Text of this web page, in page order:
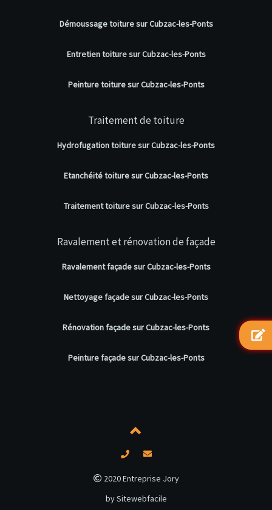
Démoussage toiture sur Cubzac-les-Ponts
Entretien toiture sur Cubzac-les-Ponts
Peinture toiture sur Cubzac-les-Ponts
Traitement de toiture
Hydrofugation toiture sur Cubzac-les-Ponts
Etanchéité toiture sur Cubzac-les-Ponts
Traitement toiture sur Cubzac-les-Ponts
Ravalement et rénovation de façade
Ravalement façade sur Cubzac-les-Ponts
Nettoyage façade sur Cubzac-les-Ponts
Rénovation façade sur Cubzac-les-Ponts
Peinture façade sur Cubzac-les-Ponts
2020 Entreprise Jory
by Sitewebfacile